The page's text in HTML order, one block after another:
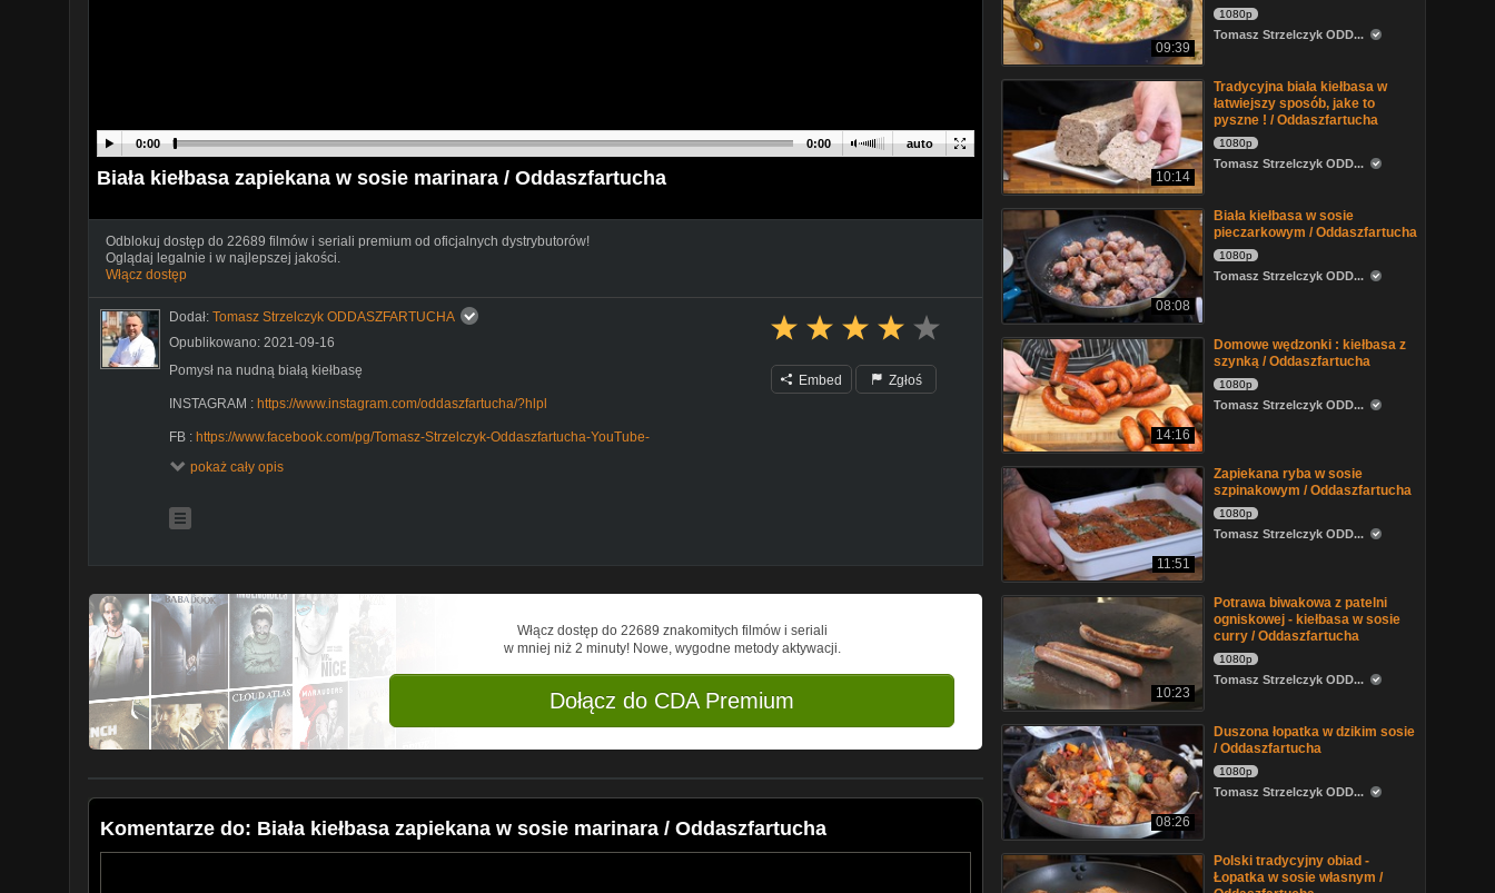
auto
0:00 0:00
Biała kiełbasa zapiekana w sosie marinara / Oddaszfartucha
Odblokuj dostęp do 22689 filmów i seriali premium od oficjalnych dystrybutorów!
Oglądaj legalnie i w najlepszej jakości.
Włącz dostęp
Dodał: Tomasz Strzelczyk ODDASZFARTUCHA
Opublikowano: 2021-09-16
Pomysł na nudną białą kiełbasę
INSTAGRAM : https://www.instagram.com/oddaszfartucha/?hlpl
FB : https://www.facebook.com/pg/Tomasz-Strzelczyk-Oddaszfartucha-YouTube-
https://www.cda.pl/ODDASZFARTUCHA/vfilm
pokaż cały opis
Embed Zgłoś
Włącz dostęp do 22689 znakomitych filmów i seriali
w mniej niż 2 minuty! Nowe, wygodne metody aktywacji.
Dołącz do CDA Premium
Komentarze do: Biała kiełbasa zapiekana w sosie marinara / Oddaszfartucha
09:39
1080p
Tomasz Strzelczyk ODD...
10:14
Tradycyjna biała kiełbasa w
łatwiejszy sposób, jake to
pyszne ! / Oddaszfartucha
1080p
Tomasz Strzelczyk ODD...
08:08
Biała kiełbasa w sosie
pieczarkowym / Oddaszfartucha
1080p
Tomasz Strzelczyk ODD...
14:16
Domowe wędzonki : kiełbasa z
szynką / Oddaszfartucha
1080p
Tomasz Strzelczyk ODD...
11:51
Zapiekana ryba w sosie
szpinakowym / Oddaszfartucha
1080p
Tomasz Strzelczyk ODD...
10:23
Potrawa biwakowa z patelni
ogniskowej - kiełbasa w sosie
curry / Oddaszfartucha
1080p
Tomasz Strzelczyk ODD...
08:26
Duszona łopatka w dzikim sosie
/ Oddaszfartucha
1080p
Tomasz Strzelczyk ODD...
Polski tradycyjny obiad -
Łopatka w sosie własnym /